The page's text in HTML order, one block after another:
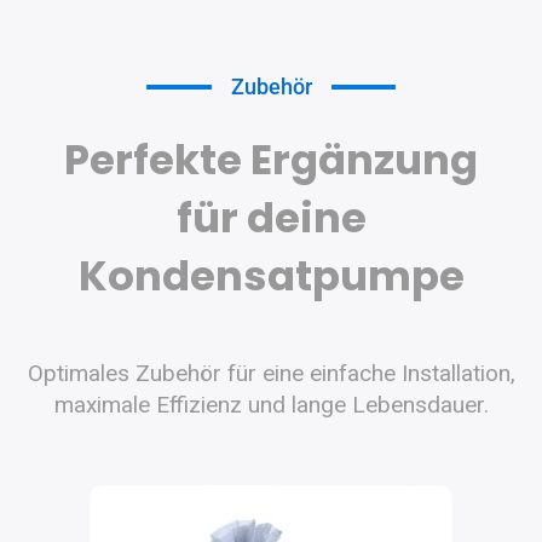
Zubehör
Perfekte Ergänzung
für deine
Kondensatpumpe
Optimales Zubehör für eine einfache Installation,
maximale Effizienz und lange Lebensdauer.